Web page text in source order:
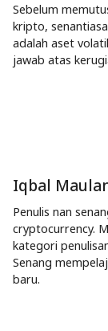
Sebelum
kripto,
adalah aset
jawab atas
Iqbal
Penulis nan
cryptocurrency.
kategori
Senang
baru.